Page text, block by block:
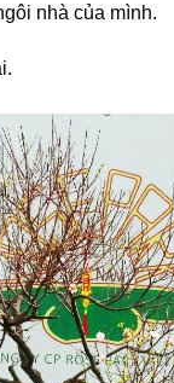
nhà của mình.